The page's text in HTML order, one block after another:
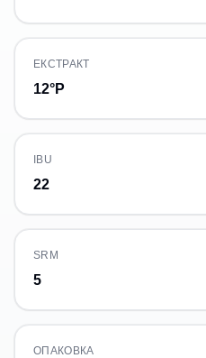
ЕКСТРАКТ
12°P
IBU
22
SRM
5
ОПАКОВКА